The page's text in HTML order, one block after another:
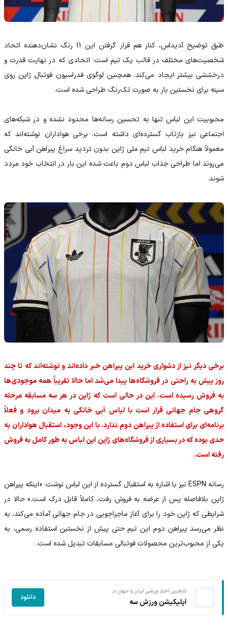
طبق توضیح آدیداس، کنار هم قرار گرفتن این 11 رنگ نشان‌دهنده اتحاد
شخصیت‌های مختلف در قالب یک تیم است؛ اتحادی که در نهایت قدرت و
درخششی بیشتر ایجاد می‌کند. همچنین لوگوی فدراسیون فوتبال ژاپن روی
سینه برای نخستین بار به صورت تک‌رنگ طراحی شده است.
محبوبیت این لباس تنها به تحسین رسانه‌ها محدود نشده و در شبکه‌های
اجتماعی نیز بازتاب گسترده‌ای داشته است. برخی هواداران نوشته‌اند که
معمولاً هنگام خرید لباس تیم ملی ژاپن بدون تردید سراغ پیراهن آبی خانگی
می‌روند اما طراحی جذاب لباس دوم باعث شده این بار در انتخاب خود مردد
شوند.
برخی دیگر نیز از دشواری خرید این پیراهن خبر داده‌اند و نوشته‌اند که تا چند
روز پیش به راحتی در فروشگاه‌ها پیدا می‌شد اما حالا تقریباً همه موجودی‌ها
به فروش رسیده است. این در حالی است که ژاپن در هر سه مسابقه مرحله
گروهی جام جهانی قرار است با لباس آبی خانگی به میدان برود و فعلاً
برنامه‌ای برای استفاده از پیراهن دوم ندارد. با این وجود، استقبال هواداران به
حدی بوده که در بسیاری از فروشگاه‌های ژاپن این لباس به طور کامل به فروش
رفته است.
رسانه ESPN نیز با اشاره به استقبال گسترده از این لباس نوشت: «اینکه پیراهن
ژاپن بلافاصله پس از عرضه به فروش رفت، کاملاً قابل درک است.» حالا در
شرایطی که ژاپن خود را برای آغاز ماجراجویی در جام جهانی آماده می‌کند، به
نظر می‌رسد پیراهن دوم این تیم حتی پیش از نخستین استفاده رسمی، به
یکی از محبوب‌ترین محصولات فوتبالی مسابقات تبدیل شده است.
تازه‌ترین اخبار ورزشی ایران و جهان در
اپلیکیشن ورزش سه دانلود